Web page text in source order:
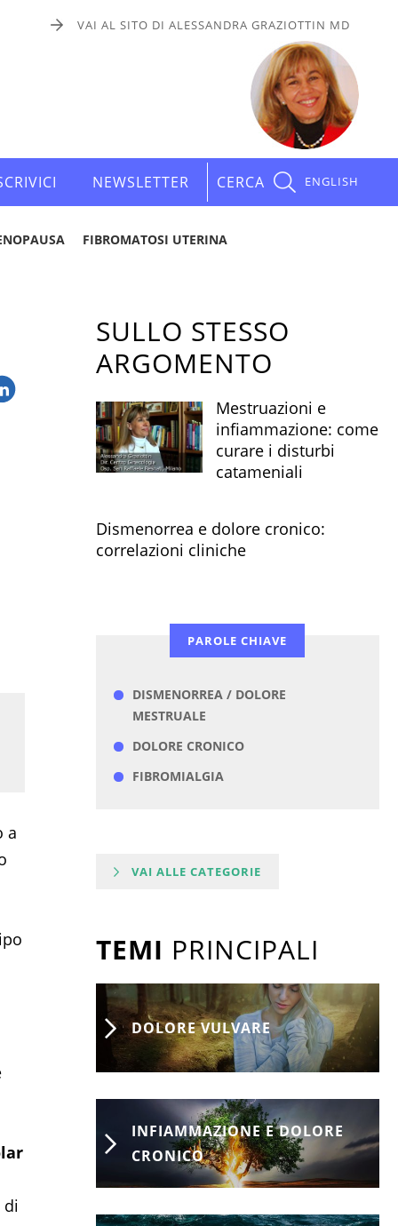
VAI AL SITO DI ALESSANDRA GRAZIOTTIN MD
NEWSLETTER CERCA ENGLISH
FIBROMATOSI UTERINA
a
di
SULLO STESSO
ARGOMENTO
Mestruazioni e
infiammazione: come
curare i disturbi
catameniali
Dismenorrea e dolore cronico:
correlazioni cliniche
PAROLE CHIAVE
DISMENORREA / DOLORE
MESTRUALE
DOLORE CRONICO
FIBROMIALGIA
VAI ALLE CATEGORIE
TEMI PRINCIPALI
DOLORE VULVARE
INFIAMMAZIONE E DOLORE
CRONICO